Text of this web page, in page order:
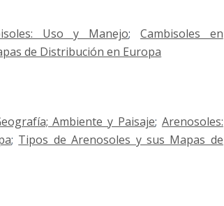
Uso y Manejo; Cambisoles en
de Distribución en Europa
Ambiente y Paisaje; Arenosoles:
; Tipos de Arenosoles y sus Mapas de